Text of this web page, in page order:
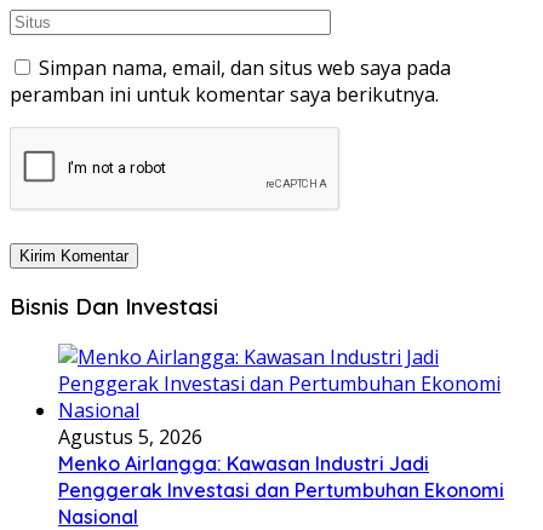
Simpan nama, email, dan situs web saya pada
peramban ini untuk komentar saya berikutnya.
Bisnis Dan Investasi
Agustus 5, 2026
Menko Airlangga: Kawasan Industri Jadi
Penggerak Investasi dan Pertumbuhan Ekonomi
Nasional